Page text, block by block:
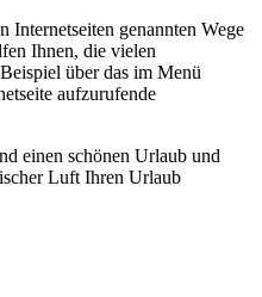
Internetseiten genannten Wege
Ihnen, die vielen
über das im Menü
aufzurufende
einen schönen Urlaub und
Luft Ihren Urlaub